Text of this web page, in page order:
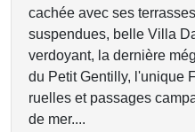
cachée avec ses
suspendues, belle Villa
verdoyant, la dernière
du Petit Gentilly, l'unique
ruelles et passages
de mer....